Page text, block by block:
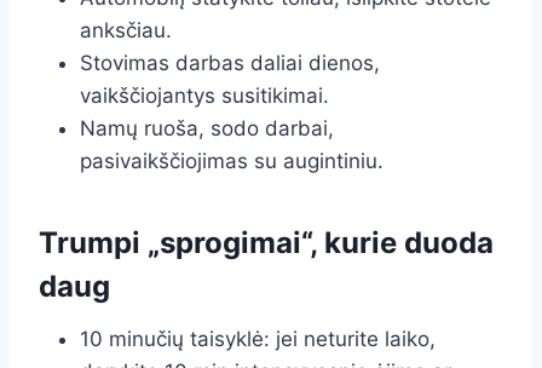
anksčiau.
Stovimas darbas daliai dienos,
vaikščiojantys susitikimai.
Namų ruoša, sodo darbai,
pasivaikščiojimas su augintiniu.
Trumpi „sprogimai“, kurie duoda
daug
10 minučių taisyklė: jei neturite laiko,